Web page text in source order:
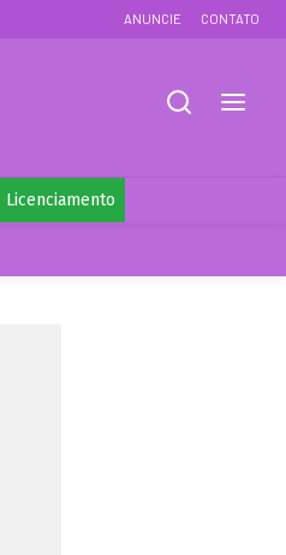
ANUNCIE CONTATO
Licenciamento